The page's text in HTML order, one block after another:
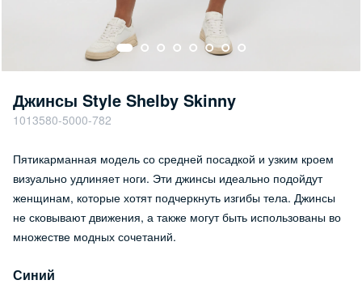
Джинсы Style Shelby Skinny
1013580-5000-782
Пятикарманная модель со средней посадкой и узким кроем
визуально удлиняет ноги. Эти джинсы идеально подойдут
женщинам, которые хотят подчеркнуть изгибы тела. Джинсы
не сковывают движения, а также могут быть использованы во
множестве модных сочетаний.
Синий